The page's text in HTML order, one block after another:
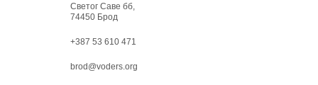
Светог Саве бб,
74450 Брод
+387 53 610 471
brod@voders.org